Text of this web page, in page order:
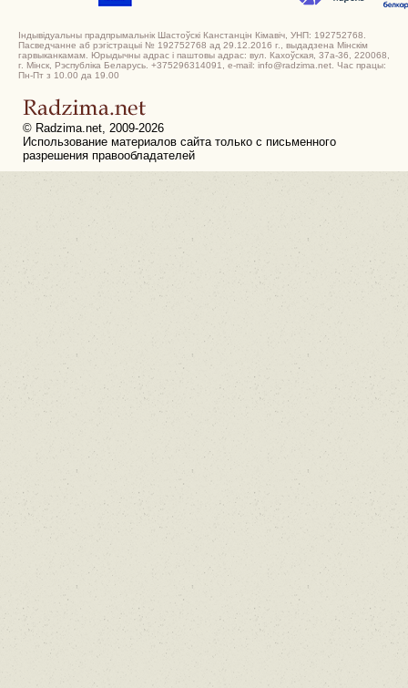
Індывідуальны прадпрымальнік Шастоўскі Канстанцін Кімавіч, УНП: 192752768.
Пасведчанне аб рэгістрацыі № 192752768 ад 29.12.2016 г., выдадзена Мінскім
гарвыканкамам. Юрыдычны адрас і паштовы адрас: вул. Кахоўская, 37а-36, 220068,
г. Мінск, Рэспубліка Беларусь. +375296314091, e-mail: info@radzima.net. Час працы:
Пн-Пт з 10.00 да 19.00
© Radzima.net, 2009-2026
Использование материалов сайта только с письменного
разрешения правообладателей